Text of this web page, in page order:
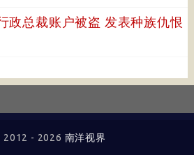
政总裁账户被盗 发表种族仇恨
2012 - 2026 南洋视界